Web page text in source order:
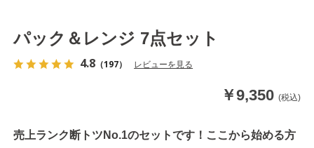
パック＆レンジ 7点セット
4.8 （197） レビューを見る
売上ランク断トツNo.1のセットです！ここから始める方
￥9,350 (税込)